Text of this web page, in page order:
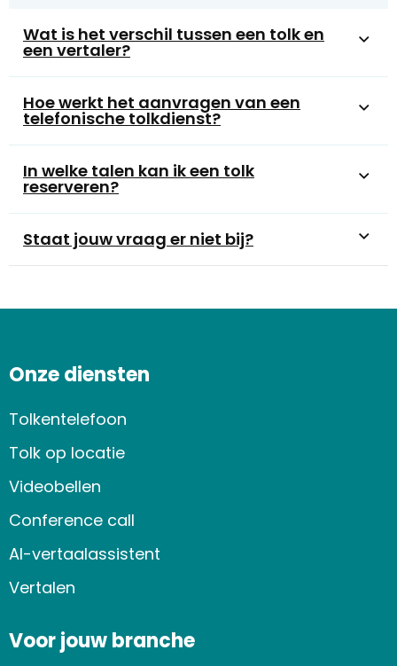
Wat is het verschil tussen een tolk en
een vertaler?
Hoe werkt het aanvragen van een
telefonische tolkdienst?
In welke talen kan ik een tolk
reserveren?
Staat jouw vraag er niet bij?
Onze diensten
Tolkentelefoon
Tolk op locatie
Videobellen
Conference call
AI-vertaalassistent
Vertalen
Voor jouw branche